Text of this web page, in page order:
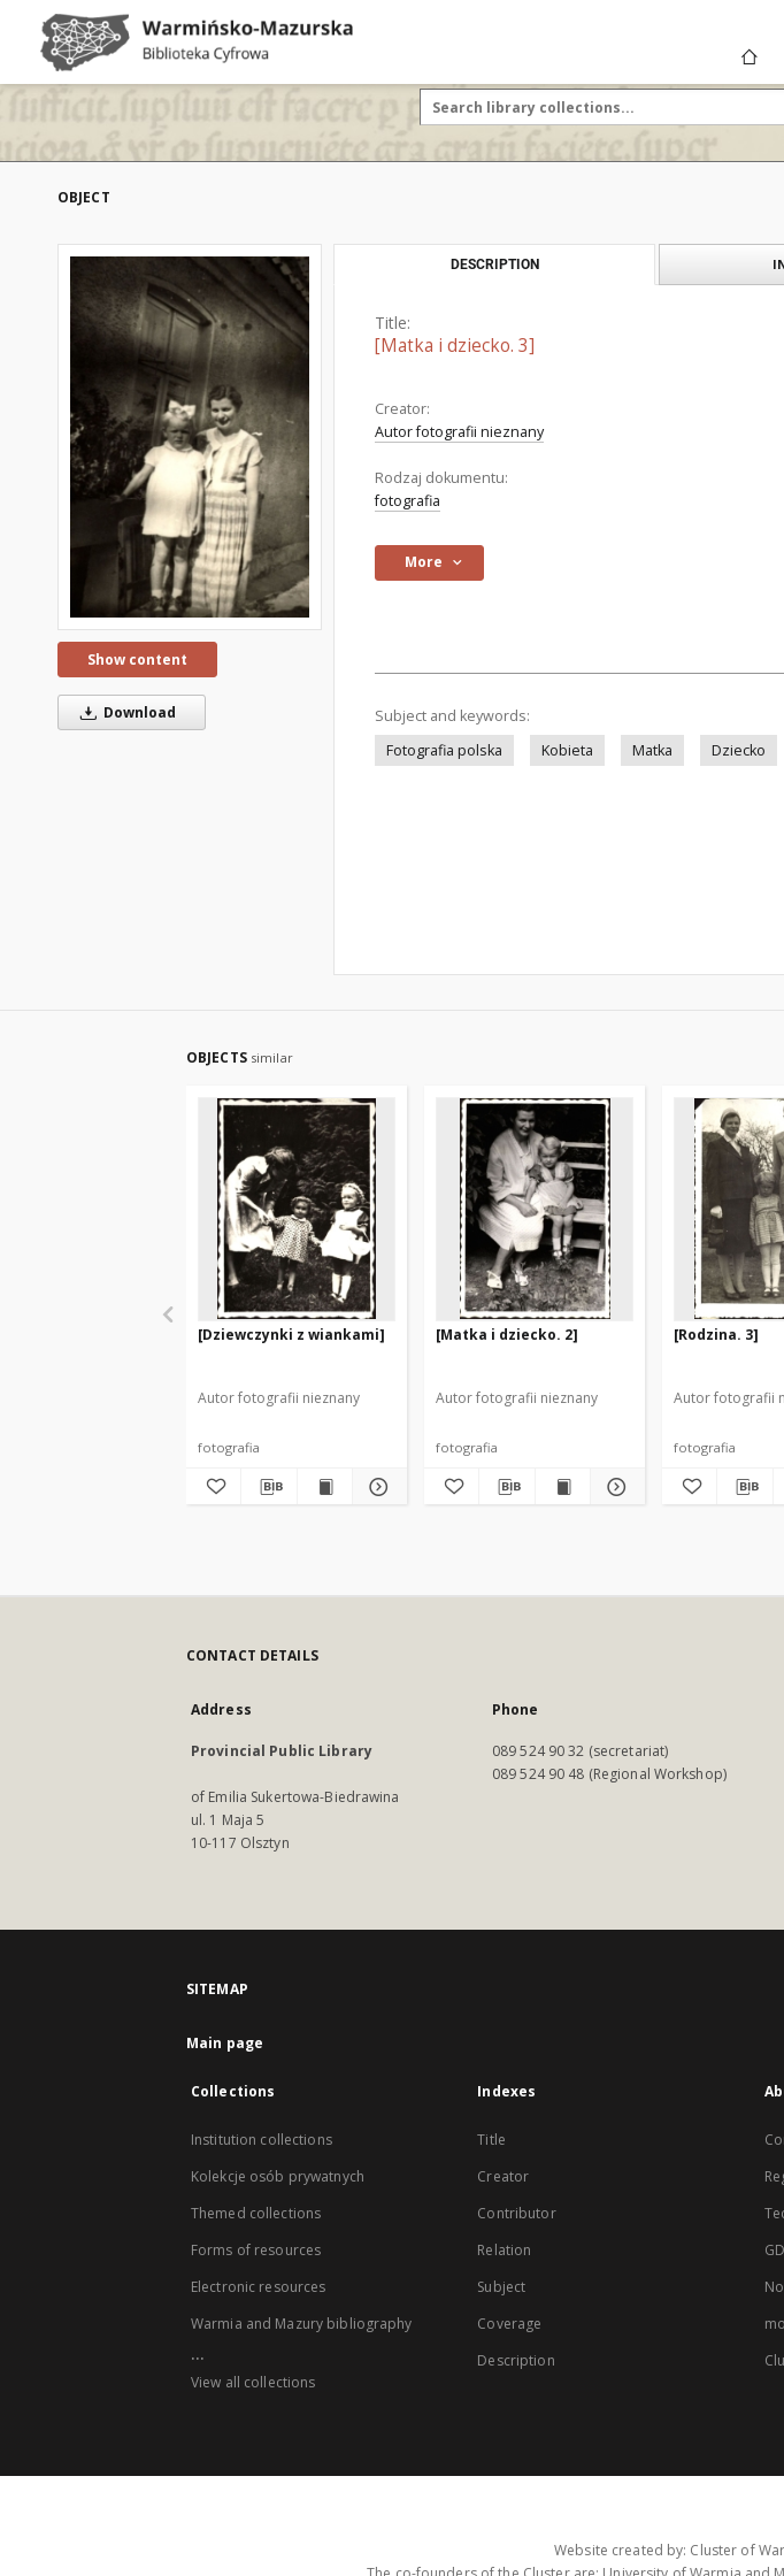
OBJECT
Show content
Download
DESCRIPTION
Title:
[Matka i dziecko. 3]
Creator:
Autor fotografii nieznany
Rodzaj dokumentu:
fotografia
More
Subject and keywords:
Fotografia polska
Kobieta Matka Dziecko
OBJECTS similar
[Dziewczynki z wiankami]
Autor fotografii nieznany
fotografia
[Matka i dziecko. 2]
Autor fotografii nieznany
fotografia
[Rodzina. 3]
Autor fotografii
fotografia
CONTACT DETAILS
Address
Provincial Public Library
of Emilia Sukertowa-Biedrawina
ul. 1 Maja 5
10-117 Olsztyn
Phone
089 524 90 32 (secretariat)
089 524 90 48 (Regional Workshop)
SITEMAP
Main page
Collections
Institution collections
Kolekcje osób prywatnych
Themed collections
Forms of resources
Electronic resources
Warmia and Mazury bibliography
...
View all collections
Indexes
Title
Creator
Contributor
Relation
Subject
Coverage
Description
Website created by: Cluster of